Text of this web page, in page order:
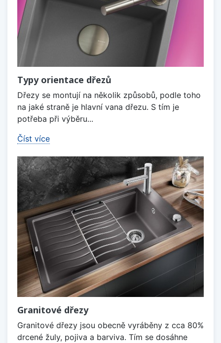
Typy orientace dřezů
Dřezy se montují na několik způsobů, podle toho
na jaké straně je hlavní vana dřezu. S tím je
potřeba při výběru...
Číst více
Granitové dřezy
Granitové dřezy jsou obecně vyráběny z cca 80%
drcené žuly, pojiva a barviva. Tím se dosáhne